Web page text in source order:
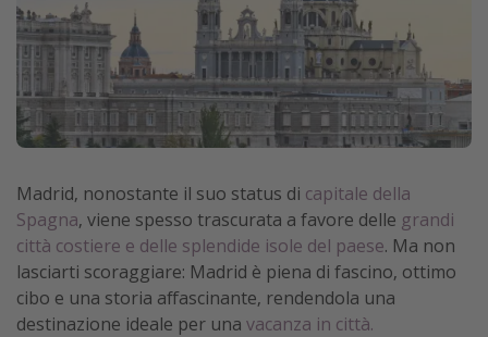
Altri argomenti
Travel magazine
Calendario di viaggio
Festività del 2026
Madrid, nonostante il suo status di capitale della
Spagna, viene spesso trascurata a favore delle grandi
città costiere e delle splendide isole del paese. Ma non
lasciarti scoraggiare: Madrid è piena di fascino, ottimo
cibo e una storia affascinante, rendendola una
destinazione ideale per una vacanza in città.